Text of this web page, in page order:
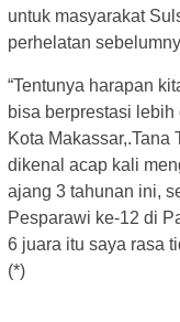
untuk masyarakat
perhelatan
“Tentunya harapan
bisa berprestasi
Kota Makassar,.Tana
dikenal acap kali
ajang 3 tahunan ini,
Pesparawi ke-12 di
6 juara itu saya rasa
(*)